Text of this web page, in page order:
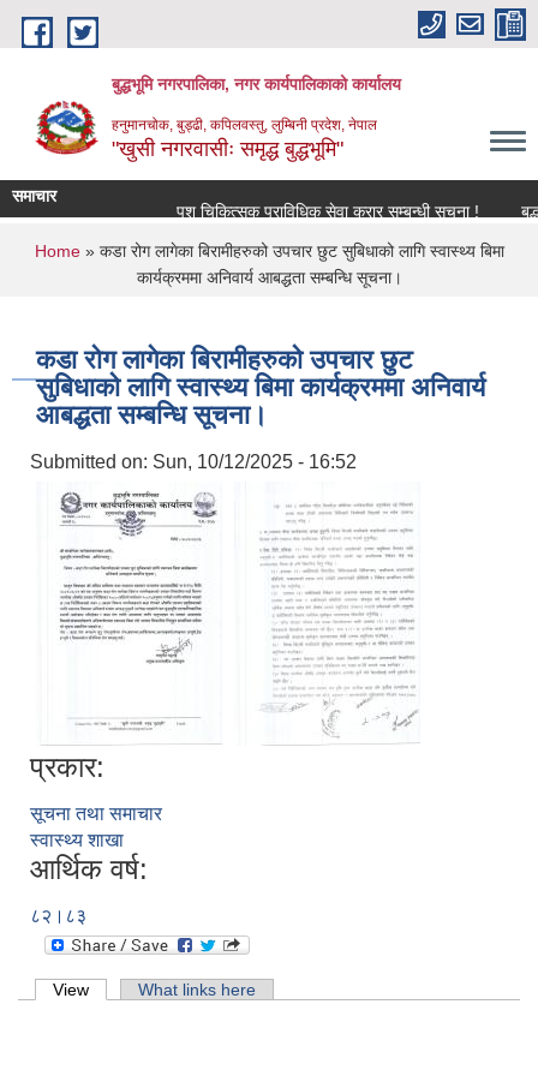
Skip to main content
बुद्धभूमि नगरपालिका, नगर कार्यपालिकाको कार्यालय
हनुमानचोक, बुड्ढी, कपिलवस्तु, लुम्बिनी प्रदेश, नेपाल
"खुसी नगरवासीः समृद्ध बुद्धभूमि"
समाचार
पशु चिकित्सक प्राविधिक सेवा करार सम्बन्धी सूचना !
You are here
Home» कडा रोग लागेका बिरामीहरुको उपचार छुट सुबिधाको लागि स्वास्थ्य बिमा
कार्यक्रममा अनिवार्य आबद्धता सम्बन्धि सूचना।
कडा रोग लागेका बिरामीहरुको उपचार छुट
सुबिधाको लागि स्वास्थ्य बिमा कार्यक्रममा अनिवार्य
आबद्धता सम्बन्धि सूचना।
Submitted on: Sun, 10/12/2025 - 16:52
प्रकार:
सूचना तथा समाचार
स्वास्थ्य शाखा
आर्थिक वर्ष:
८२।८३
Primary tabs
View (active tab)What links here